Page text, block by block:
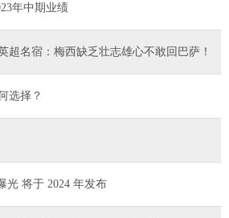
年中期业绩
超名宿：梅西缺乏壮志雄心不敢回巴萨！
选择？
光 将于 2024 年发布